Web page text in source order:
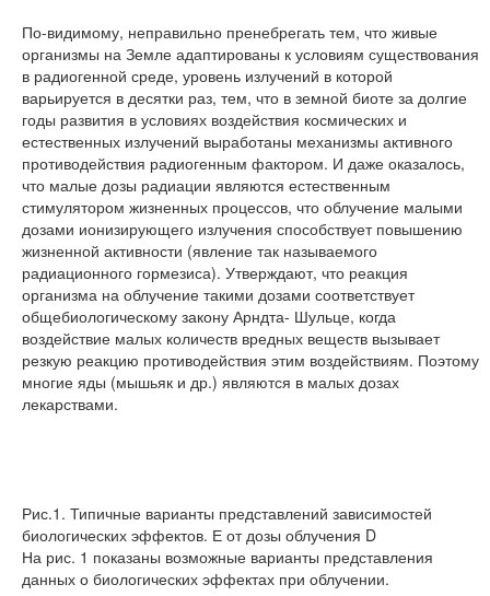
По-видимому, неправильно пренебрегать тем, что живые
организмы на Земле адаптированы к условиям существования
в радиогенной среде, уровень излучений в которой
варьируется в десятки раз, тем, что в земной биоте за долгие
годы развития в условиях воздействия космических и
естественных излучений выработаны механизмы активного
противодействия радиогенным фактором. И даже оказалось,
что малые дозы радиации являются естественным
стимулятором жизненных процессов, что облучение малыми
дозами ионизирующего излучения способствует повышению
жизненной активности (явление так называемого
радиационного гормезиса). Утверждают, что реакция
организма на облучение такими дозами соответствует
общебиологическому закону Арндта- Шульце, когда
воздействие малых количеств вредных веществ вызывает
резкую реакцию противодействия этим воздействиям. Поэтому
многие яды (мышьяк и др.) являются в малых дозах
лекарствами.
Рис.1. Типичные варианты представлений зависимостей
биологических эффектов. Е от дозы облучения D
На рис. 1 показаны возможные варианты представления
данных о биологических эффектах при облучении.